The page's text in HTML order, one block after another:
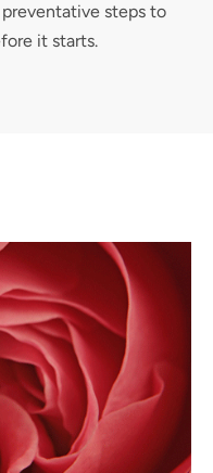
steps to
it starts.